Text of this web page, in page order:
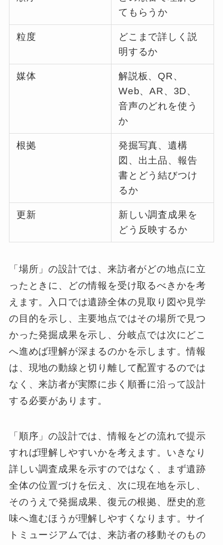
てもらうか
粒度
どこまで詳しく説
明するか
媒体
解説板、QR、
Web、AR、3D、
音声のどれを使う
か
根拠
発掘写真、遺構
図、出土品、報告
書とどう結びつけ
るか
更新
新しい調査成果を
どう反映するか
「場所」の設計では、来訪者がどの地点に立
ったときに、どの情報を受け取るべきかを考
えます。入口では遺跡全体の見取り図や見学
の目的を示し、主要地点ではその場所で見つ
かった発掘成果を示し、分岐点では次にどこ
へ進めば理解が深まるのかを示します。情報
は、現地の動線と切り離して配置するのでは
なく、来訪者が実際に歩く順番に沿って設計
する必要があります。
「順序」の設計では、情報をどの流れで提示
すれば理解しやすいかを考えます。いきなり
詳しい調査成果を示すのではなく、まず遺跡
全体の位置づけを伝え、次に現在地を示し、
そのうえで発掘成果、復元の根拠、歴史的意
味へ進むほうが理解しやすくなります。サイ
トミュージアムでは、来訪者の移動そのもの